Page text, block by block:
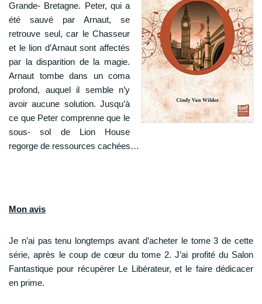
Grande- Bretagne. Peter, qui a
été sauvé par Arnaut, se
retrouve seul, car le Chasseur
et le lion d’Arnaut sont affectés
par la disparition de la magie.
Arnaut tombe dans un coma
profond, auquel il semble n’y
avoir aucune solution. Jusqu’à
ce que Peter comprenne que le
sous- sol de Lion House
regorge de ressources cachées…
Mon avis
Je n’ai pas tenu longtemps avant d’acheter le tome 3 de cette
série, après le coup de cœur du tome 2. J’ai profité du Salon
Fantastique pour récupérer Le Libérateur, et le faire dédicacer
en prime.